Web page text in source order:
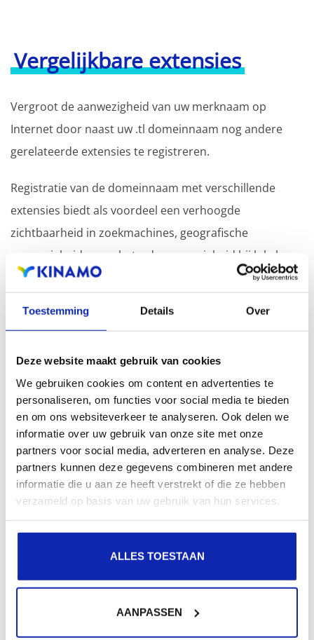
Toestemming Details Over
Deze website maakt gebruik van cookies
We gebruiken cookies om content en advertenties te
personaliseren, om functies voor social media te bieden
en om ons websiteverkeer te analyseren. Ook delen we
informatie over uw gebruik van onze site met onze
partners voor social media, adverteren en analyse. Deze
partners kunnen deze gegevens combineren met andere
informatie die u aan ze heeft verstrekt of die ze hebben
verzameld op basis van uw gebruik van hun services.
ALLES TOESTAAN
AANPASSEN
Vergelijkbare extensies
Vergroot de aanwezigheid van uw merknaam op
Internet door naast uw .tl domeinnaam nog andere
gerelateerde extensies te registreren.
Registratie van de domeinnaam met verschillende
extensies biedt als voordeel een verhoogde
zichtbaarheid in zoekmachines, geografische
aanwezigheid en verbeterde aanwezigheid bij lokale
zoekresultaten in zoekmachines.
Registreer uw domeinnamen